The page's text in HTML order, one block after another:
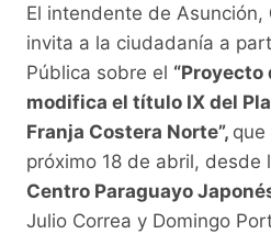
c
e
b
o
o
k
itt
er
at
s
A
p
p
p
y
Li
n
k
e
a
m
El intendente de Asunción,
invita a la ciudadanía a
Pública sobre el “Proyecto
modifica el título IX del
Franja Costera Norte”, que
próximo 18 de abril, desde
Centro Paraguayo
Julio Correa y Domingo